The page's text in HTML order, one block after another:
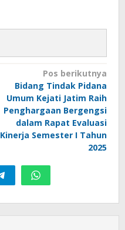
Pos berikutnya
Bidang Tindak Pidana
Umum Kejati Jatim Raih
Penghargaan Bergengsi
dalam Rapat Evaluasi
Kinerja Semester I Tahun
2025